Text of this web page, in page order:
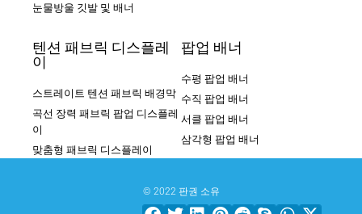
눈물방울 깃발 및 배너
텐션 패브릭 디스플레
이
스트레이트 텐션 패브릭 배경막
곡선 장력 패브릭 팝업 디스플레
이
맞춤형 패브릭 디스플레이
팝업 배너
수평 팝업 배너
수직 팝업 배너
서클 팝업 배너
삼각형 팝업 배너
© 2022 판권 소유